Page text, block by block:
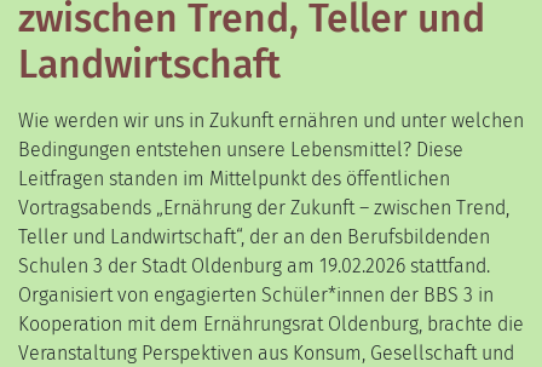
zwischen Trend, Teller und
Landwirtschaft
Wie werden wir uns in Zukunft ernähren und unter welchen
Bedingungen entstehen unsere Lebensmittel? Diese
Leitfragen standen im Mittelpunkt des öffentlichen
Vortragsabends „Ernährung der Zukunft – zwischen Trend,
Teller und Landwirtschaft“, der an den Berufsbildenden
Schulen 3 der Stadt Oldenburg am 19.02.2026 stattfand.
Organisiert von engagierten Schüler*innen der BBS 3 in
Kooperation mit dem Ernährungsrat Oldenburg, brachte die
Veranstaltung Perspektiven aus Konsum, Gesellschaft und